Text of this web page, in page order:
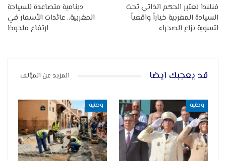
فنلندا تعتبر الحكم الذاتي تحت
السيادة المغربية خياراً واقعياً
لتسوية نزاع الصحراء
دينامية متصاعدة للسياحة
المغربية.. عائدات الأسفار في
ارتفاع ملحوظ
قد يعجبك ايضا المزيد عن المؤلف
وطنية وطنية